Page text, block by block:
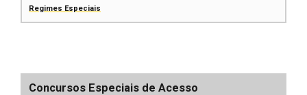
Regimes Especiais
Concursos Especiais de Acesso